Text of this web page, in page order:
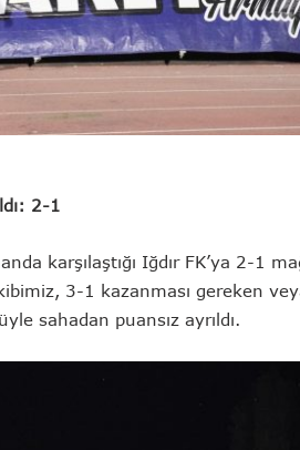
2-1
karşılaştığı Iğdır FK’ya 2-1
3-1 kazanması gereken
sahadan puansız ayrıldı.